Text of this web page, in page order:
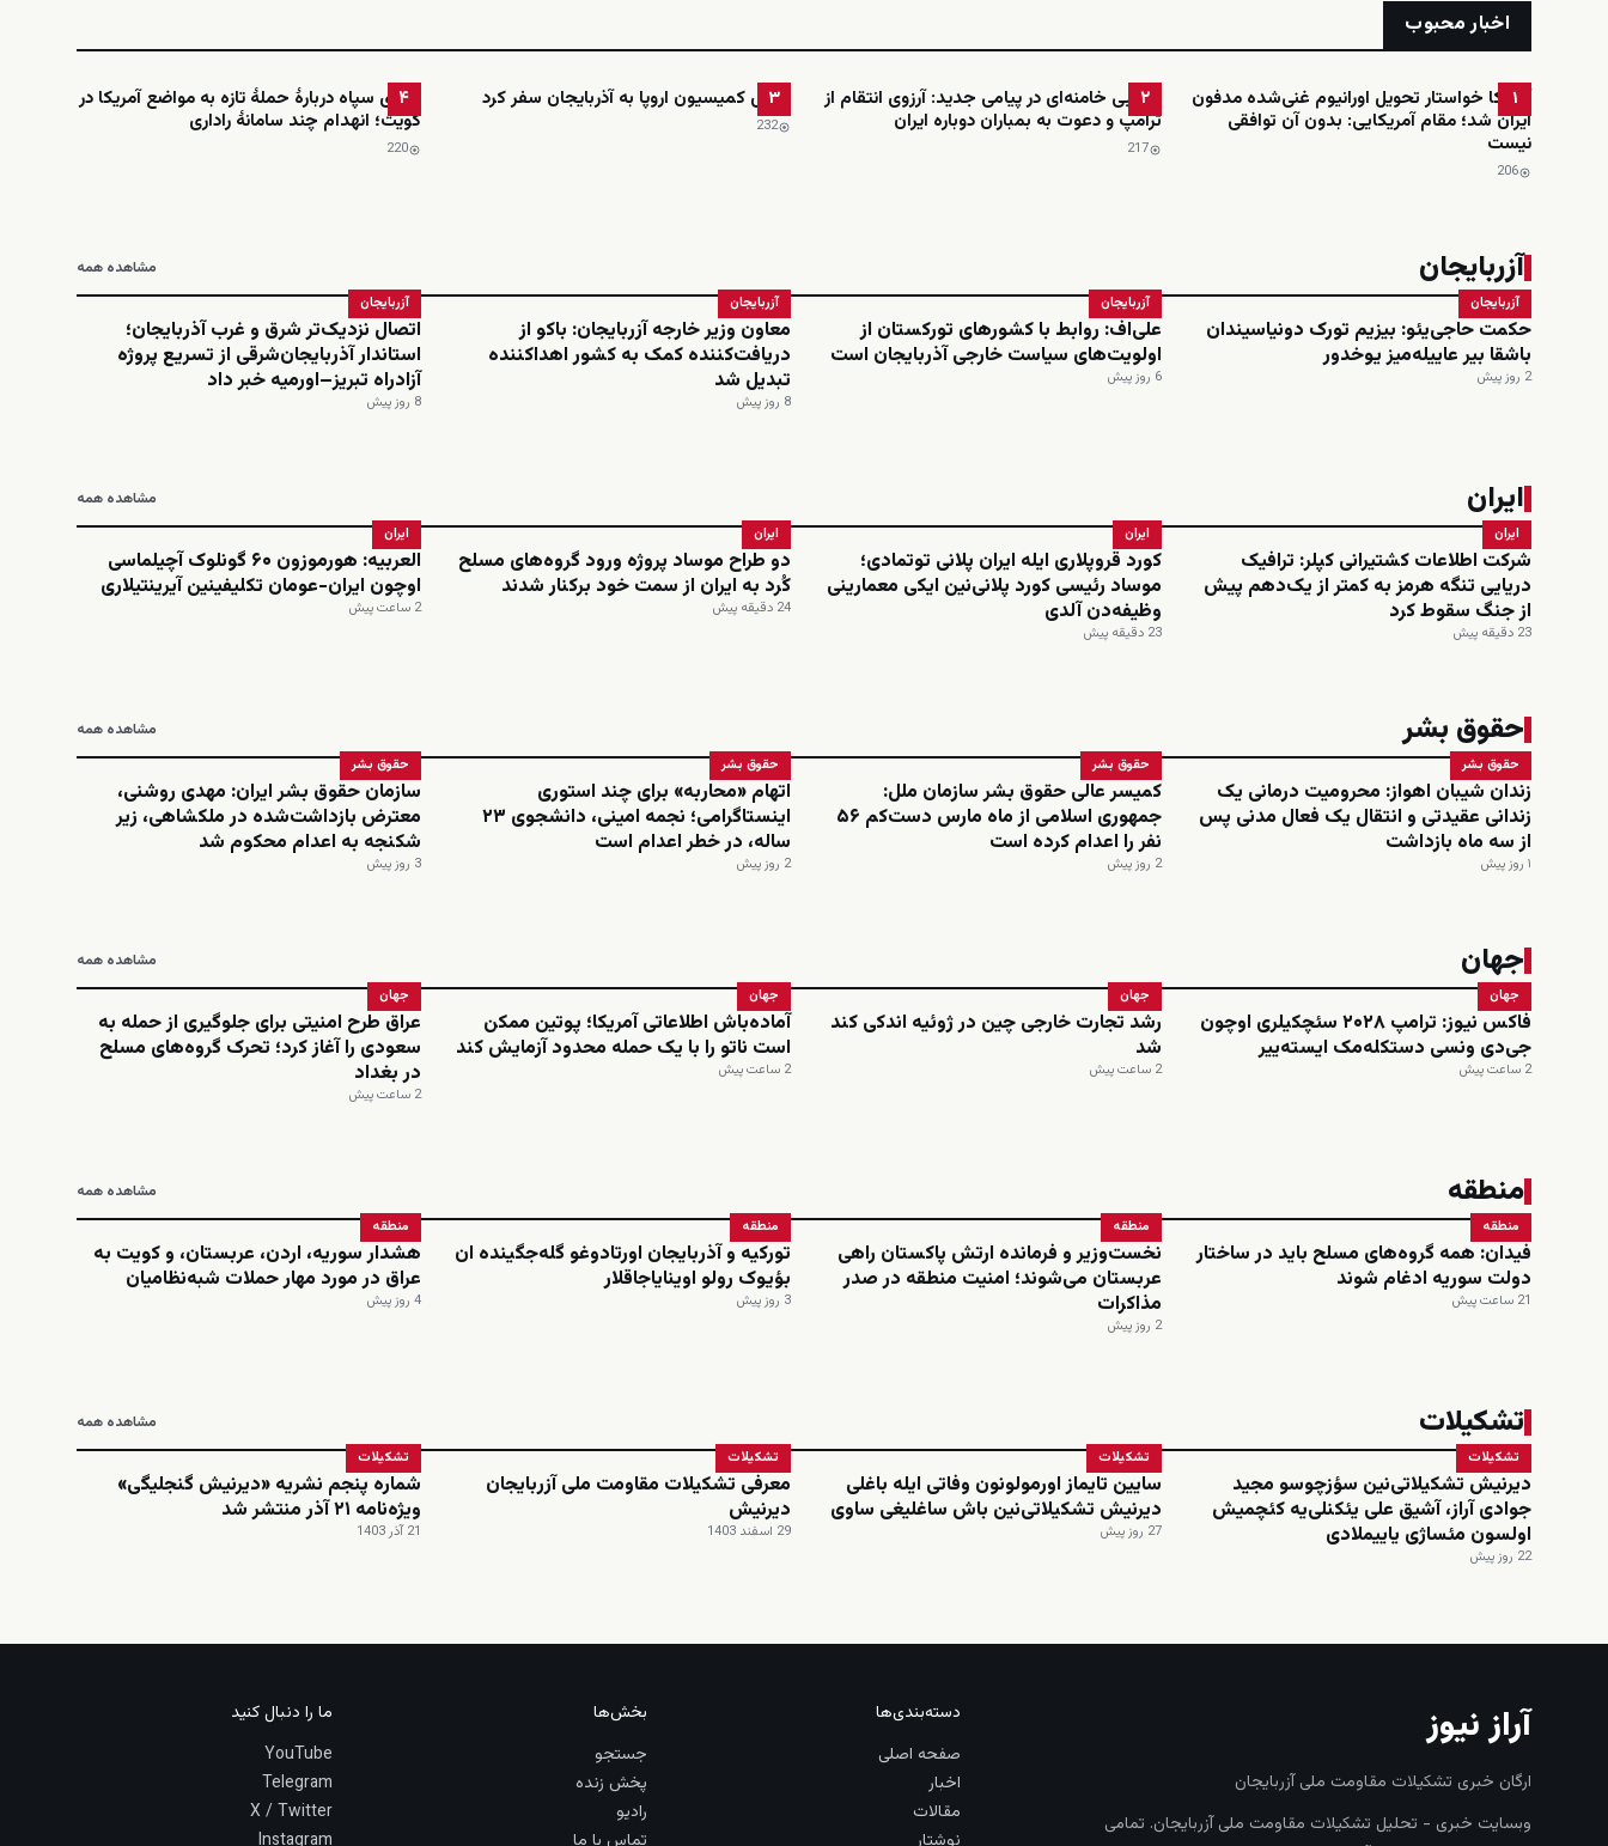
اخبار محبوب
۱
آمریکا خواستار تحویل اورانیوم غنی‌شده مدفون
ایران شد؛ مقام آمریکایی: بدون آن توافقی
نیست
206
۲
مجتبی خامنه‌ای در پیامی جدید: آرزوی انتقام از
ترامپ و دعوت به بمباران دوباره ایران
217
۳
رئیس کمیسیون اروپا به آذربایجان سفر کرد
232
۴
ادعای سپاه دربارهٔ حملهٔ تازه به مواضع آمریکا در
کویت؛ انهدام چند سامانهٔ راداری
220
آزربایجان مشاهده همه
آزربایجان
حکمت حاجی‌یئو: بیزیم تورک دونیاسیندان
باشقا بیر عاییله‌میز یوخدور
2 روز پیش
آزربایجان
علی‌اف: روابط با کشورهای تورکستان از
اولویت‌های سیاست خارجی آذربایجان است
6 روز پیش
آزربایجان
معاون وزیر خارجه آزربایجان: باکو از
دریافت‌کننده کمک به کشور اهداکننده
تبدیل شد
8 روز پیش
آزربایجان
اتصال نزدیک‌تر شرق و غرب آذربایجان؛
استاندار آذربایجان‌شرقی از تسریع پروژه
آزادراه تبریز–اورمیه خبر داد
8 روز پیش
ایران مشاهده همه
ایران
شرکت اطلاعات کشتیرانی کپلر: ترافیک
دریایی تنگه هرمز به کمتر از یک‌دهم پیش
از جنگ سقوط کرد
23 دقیقه پیش
ایران
کورد قروپلاری ایله ایران پلانی توتمادی؛
موساد رئیسی کورد پلانی‌نین ایکی معمارینی
وظیفه‌دن آلدی
23 دقیقه پیش
ایران
دو طراح موساد پروژه ورود گروه‌های مسلح
کُرد به ایران از سمت خود برکنار شدند
24 دقیقه پیش
ایران
العربیه: هورموزون ۶۰ گونلوک آچیلماسی
اوچون ایران-عومان تکلیفینین آیرینتیلاری
2 ساعت پیش
حقوق بشر مشاهده همه
حقوق بشر
زندان شیبان اهواز: محرومیت درمانی یک
زندانی عقیدتی و انتقال یک فعال مدنی پس
از سه ماه بازداشت
۱ روز پیش
حقوق بشر
کمیسر عالی حقوق بشر سازمان ملل:
جمهوری اسلامی از ماه مارس دست‌کم ۵۶
نفر را اعدام کرده است
2 روز پیش
حقوق بشر
اتهام «محاربه» برای چند استوری
اینستاگرامی؛ نجمه امینی، دانشجوی ۲۳
ساله، در خطر اعدام است
2 روز پیش
حقوق بشر
سازمان حقوق بشر ایران: مهدی روشنی،
معترض بازداشت‌شده در ملکشاهی، زیر
شکنجه به اعدام محکوم شد
3 روز پیش
جهان مشاهده همه
جهان
فاکس نیوز: ترامپ ۲۰۲۸ سئچکیلری اوچون
جی‌دی ونسی دستکله‌مک ایسته‌ییر
2 ساعت پیش
جهان
رشد تجارت خارجی چین در ژوئیه اندکی کند
شد
2 ساعت پیش
جهان
آماده‌باش اطلاعاتی آمریکا؛ پوتین ممکن
است ناتو را با یک حمله محدود آزمایش کند
2 ساعت پیش
جهان
عراق طرح امنیتی برای جلوگیری از حمله به
سعودی را آغاز کرد؛ تحرک گروه‌های مسلح
در بغداد
2 ساعت پیش
منطقه مشاهده همه
منطقه
فیدان: همه گروه‌های مسلح باید در ساختار
دولت سوریه ادغام شوند
21 ساعت پیش
منطقه
نخست‌وزیر و فرمانده ارتش پاکستان راهی
عربستان می‌شوند؛ امنیت منطقه در صدر
مذاکرات
2 روز پیش
منطقه
تورکیه و آذربایجان اورتادوغو گله‌جگینده ان
بؤیوک رولو اوینایاجاقلار
3 روز پیش
منطقه
هشدار سوریه، اردن، عربستان، و کویت به
عراق در مورد مهار حملات شبه‌نظامیان
4 روز پیش
تشکیلات مشاهده همه
تشکیلات
دیرنیش تشکیلاتی‌نین سؤزچوسو مجید
جوادی آراز، آشیق علی یئکنلی‌یه کئچمیش
اولسون مئساژی یاییملادی
22 روز پیش
تشکیلات
سایین تایماز اورمولونون وفاتی ایله باغلی
دیرنیش تشکیلاتی‌نین باش ساغلیغی ساوی
27 روز پیش
تشکیلات
معرفی تشکیلات مقاومت ملی آزربایجان
دیرنیش
29 اسفند 1403
تشکیلات
شماره پنجم نشریه «دیرنیش گنجلیگی»
ویژه‌نامه ۲۱ آذر منتشر شد
21 آذر 1403
آراز نیوز
ارگان خبری تشکیلات مقاومت ملی آزربایجان
وبسایت خبری - تحلیل تشکیلات مقاومت ملی آزربایجان. تمامی
دسته‌بندی‌ها
صفحه اصلی
اخبار
مقالات
بخش‌ها
جستجو
پخش زنده
رادیو
ما را دنبال کنید
YouTube
Telegram
X / Twitter